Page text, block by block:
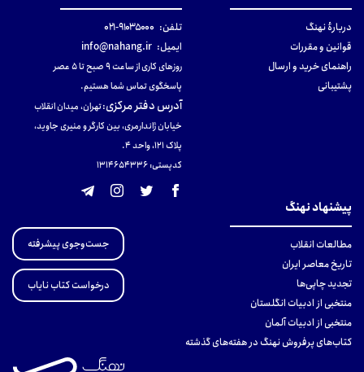
دربارهٔ نهنگ
قوانین و مقررات
راهنمای خرید و ارسال
پشتیبانی
تلفن: ۹۱۰۳۵۰۰۰-۰۲۱
ایمیل: info@nahang.ir
روزهای کاری از ساعت ۹ صبح تا ۵ عصر
پاسخگوی تماس شما هستیم.
آدرس دفتر مرکزی:تهران، میدان انقلاب
خیابان ژاندارمری، بین کارگر و منیری جاوید،
پلاک 121، واحد ۴.
کدپستی: 131465433۶
پیشنهاد نهنگ
مطالعات انقلاب
تاریخ معاصر ایران
تجدید چاپی‌ها
منتخبی از ادبیات انگلستان
منتخبی از ادبیات آلمان
کتاب‌های پرفروش نهنگ در هفته‌های گذشته
جست‌وجوی پیشرفته
درخواست کتاب نایاب